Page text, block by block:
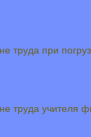
труда при
труда учителя